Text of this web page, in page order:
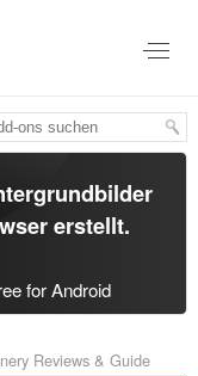
erstellt.
for Android
Reviews & Guide‎